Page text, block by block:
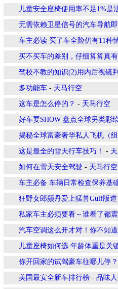
儿童安全座椅使用率不足1%是
无需依赖卫星信号的汽车导航
车主必读 买了车全险仍有11种
买不买车的差别，仔细算算真
驾校不教的知识(2)用内后视镜
多功能车 - 天马行空
这车是怎么停的？ - 天马行空
好车要SHOW 盘点全球另类彩
揭秘全球富豪奢华私人飞机（组
这是最全的雪天行车技巧！ -
如何在雪天安全驾驶 - 天马行空
车主必备 车辆日常检查保养基
狂野女郎颜丹爱上猛兽Gulf版道
私家车主必须要看～谁看了都震
汽车空调这么开才对！你不知
儿童座椅如何选 年龄体重是关
你开回家的试驾豪车往哪儿停？
美国最安全新车排行榜 - 品味